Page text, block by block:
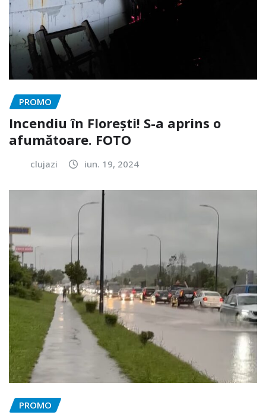
PROMO
Incendiu în Florești! S-a aprins o
afumătoare. FOTO
clujazi iun. 19, 2024
PROMO